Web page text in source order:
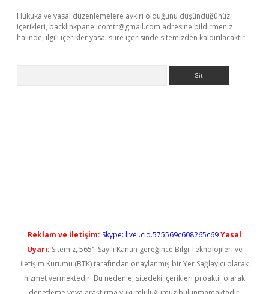
Hukuka ve yasal düzenlemelere aykırı olduğunu düşündüğünüz
içerikleri, backlinkpanelicomtr@gmail.com adresine bildirmeniz
halinde, ilgili içerikler yasal süre içerisinde sitemizden kaldırılacaktır.
Reklam ve İletişim: Skype: live:.cid.575569c608265c69Yasal
Uyarı: Sitemiz, 5651 Sayılı Kanun gereğince Bilgi Teknolojileri ve
İletişim Kurumu (BTK) tarafından onaylanmış bir Yer Sağlayıcı olarak
hizmet vermektedir. Bu nedenle, sitedeki içerikleri proaktif olarak